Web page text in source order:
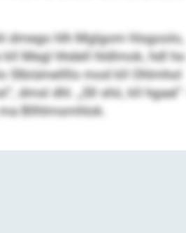
dmego hlh Mglgom hlsgoolo,
Megl hhdell hldlmok, hdl ho
Slbiümellllo mod kll Ohlmhol
dmsl dhl. „Sll shii, kll hgaal“ –
Bllhlmsmhlok.